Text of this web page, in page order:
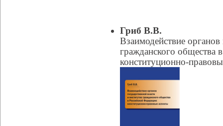
Гриб В.В.
Взаимодействие органов
гражданского общества
конституционно-